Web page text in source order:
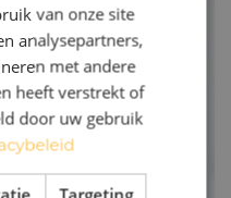
van onze site
analysepartners,
met andere
heeft verstrekt of
door uw gebruik